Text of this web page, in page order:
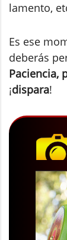
lamento,
Es ese
deberás
Paciencia,
¡dispara!